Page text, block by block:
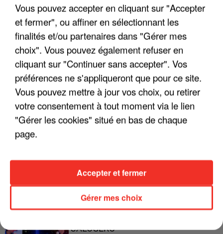
"JE SUIS À DISPOSITION DES
ENFOIRÉS"
"ON A TOUS LE TRAC"
PARFAITS"
CALOGERO
Vous pouvez accepter en cliquant sur "Accepter
et fermer", ou affiner en sélectionnant les
finalités et/ou partenaires dans "Gérer mes
choix". Vous pouvez également refuser en
cliquant sur "Continuer sans accepter". Vos
préférences ne s'appliqueront que pour ce site.
Vous pouvez mettre à jour vos choix, ou retirer
votre consentement à tout moment via le lien
"Gérer les cookies" situé en bas de chaque
page.
Gérer mes choix
Accepter et fermer